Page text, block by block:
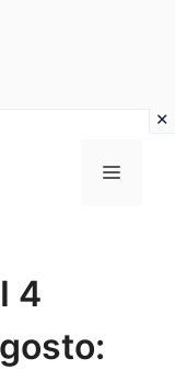
Menu
4